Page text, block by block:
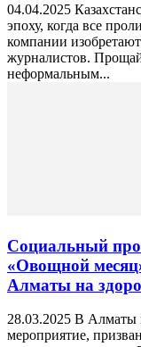
04.04.2025
эпоху, когда все
компании
журналистов.
неформальным...
Социальный
«Овощной
Алматы на
28.03.2025 В Алматы
мероприятие,